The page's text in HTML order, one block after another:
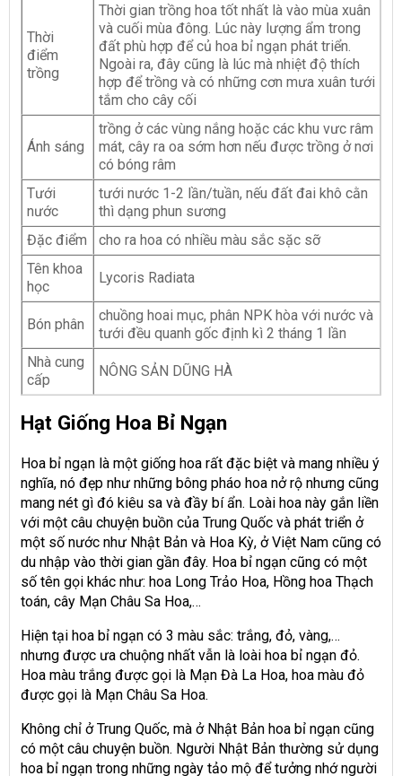
Thời
điểm
trồng
Thời gian trồng hoa tốt nhất là vào mùa xuân
và cuối mùa đông. Lúc này lượng ẩm trong
đất phù hợp để củ hoa bỉ ngạn phát triển.
Ngoài ra, đây cũng là lúc mà nhiệt độ thích
hợp để trồng và có những cơn mưa xuân tưới
tắm cho cây cối
Ánh sáng
trồng ở các vùng nắng hoặc các khu vưc râm
mát, cây ra oa sớm hơn nếu được trồng ở nơi
có bóng râm
Tưới
nước
tưới nước 1-2 lần/tuần, nếu đất đai khô cằn
thì dạng phun sương
Đặc điểm
cho ra hoa có nhiều màu sắc sặc sỡ
Tên khoa
học
Lycoris Radiata
Bón phân
chuồng hoai mục, phân NPK hòa với nước và
tưới đều quanh gốc định kì 2 tháng 1 lần
Nhà cung
cấp
NÔNG SẢN DŨNG HÀ
Hạt Giống Hoa Bỉ Ngạn
Hoa bỉ ngạn là một giống hoa rất đặc biệt và mang nhiều ý
nghĩa, nó đẹp như những bông pháo hoa nở rộ nhưng cũng
mang nét gì đó kiêu sa và đầy bí ẩn. Loài hoa này gắn liền
với một câu chuyện buồn của Trung Quốc và phát triển ở
một số nước như Nhật Bản và Hoa Kỳ, ở Việt Nam cũng có
du nhập vào thời gian gần đây. Hoa bỉ ngạn cũng có một
số tên gọi khác như: hoa Long Trảo Hoa, Hồng hoa Thạch
toán, cây Mạn Châu Sa Hoa,…
Hiện tại hoa bỉ ngạn có 3 màu sắc: trắng, đỏ, vàng,…
nhưng được ưa chuộng nhất vẫn là loài hoa bỉ ngạn đỏ.
Hoa màu trắng được gọi là Mạn Đà La Hoa, hoa màu đỏ
được gọi là Mạn Châu Sa Hoa.
Không chỉ ở Trung Quốc, mà ở Nhật Bản hoa bỉ ngạn cũng
có một câu chuyện buồn. Người Nhật Bản thường sử dụng
hoa bỉ ngạn trong những ngày tảo mộ để tưởng nhớ người